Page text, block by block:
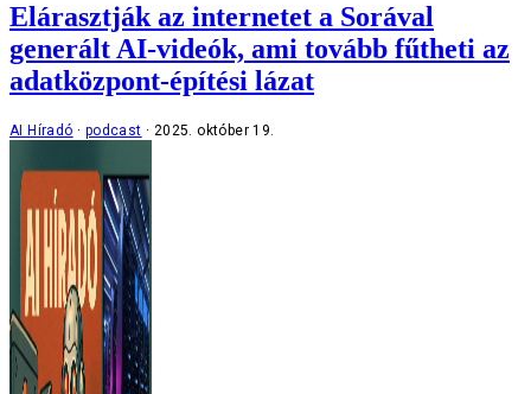
Elárasztják az internetet a Sorával
generált AI-videók, ami tovább fűtheti az
adatközpont-építési lázat
AI Híradó podcast 2025. október 19.